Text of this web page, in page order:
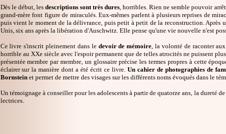
Dès le début, les descriptions sont très dures , horribles. Rien ne semble pouvoir
grand-mère font figure de miraculés. Eux-mêmes parlent à plusieurs reprises de
puis vient le moment de la délivrance, puis petit à petit de la reconstruction. Après
Unis, six ans après la libération d'Auschwitz. Elle pense qu'une vie nouvelle n'est
Ce livre s'inscrit pleinement dans le devoir de mémoire , la volonté de raconter
horrible au XXe siècle avec l'espoir permanent que de telles atrocités ne puissent
présentée membre par membre, un glossaire précise les termes propres à cette
éclairer sur la manière dont a été écrit ce livre.Un cahier de photographies de
Bornsteinet permet de mettre des visages sur les différents noms évoqués dans le
Un témoignage à conseiller pour les adolescents à partir de quatorze ans, la dureté
lectrices.